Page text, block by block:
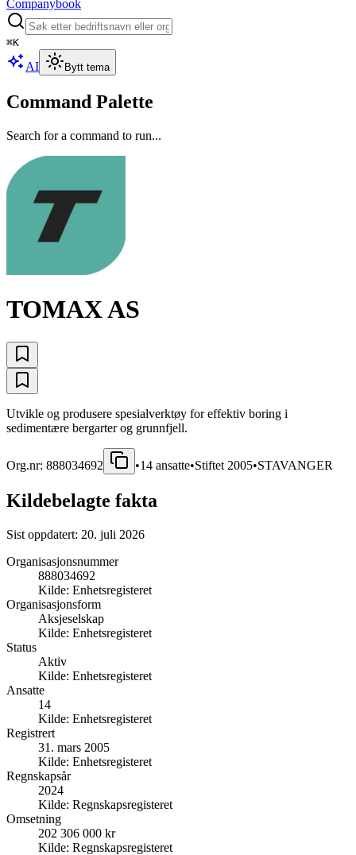
Companybook
⌘K
AI Bytt tema
Command Palette
Search for a command to run...
TOMAX AS
Utvikle og produsere spesialverktøy for effektiv boring i
sedimentære bergarter og grunnfjell.
Org.nr: 888034692 •14 ansatte•Stiftet 2005•STAVANGER
Kildebelagte fakta
Sist oppdatert: 20. juli 2026
Organisasjonsnummer
888034692
Kilde: Enhetsregisteret
Organisasjonsform
Aksjeselskap
Kilde: Enhetsregisteret
Status
Aktiv
Kilde: Enhetsregisteret
Ansatte
14
Kilde: Enhetsregisteret
Registrert
31. mars 2005
Kilde: Enhetsregisteret
Regnskapsår
2024
Kilde: Regnskapsregisteret
Omsetning
202 306 000 kr
Kilde: Regnskapsregisteret